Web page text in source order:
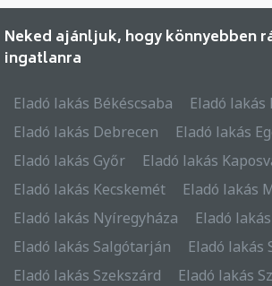
Neked ajánljuk, hogy könnyebben
ingatlanra
Eladó lakás Békéscsaba
Eladó
Eladó lakás Debrecen
Eladó lakás
Eladó lakás Győr
Eladó lakás
Eladó lakás Kecskemét
Eladó lakás
Eladó lakás Nyíregyháza
Eladó
Eladó lakás Salgótarján
Eladó lakás
Eladó lakás Szekszárd
Eladó lakás